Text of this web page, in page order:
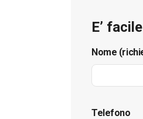
E’
Nome
Telefono